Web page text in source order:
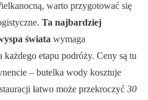
warto przygotować się
Ta najbardziej
świata wymaga
każdego etapu podróży. Ceny są tu
– butelka wody kosztuje
łatwo może przekroczyć 30